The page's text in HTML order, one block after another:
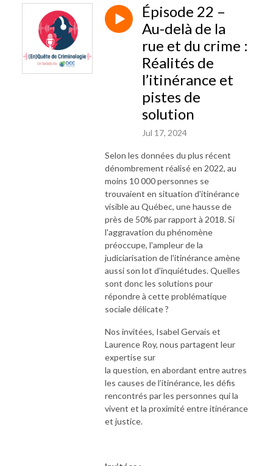
Épisode 22 –
Au-delà de la
rue et du crime :
Réalités de
l’itinérance et
pistes de
solution
Jul 17, 2024
Selon les données du plus récent
dénombrement réaliséen 2022, au
moins 10 000 personnes se
trouvaient en situation d'itinérance
visible au Québec, une hausse de
près de 50% par rapport à 2018. Si
l'aggravation du phénomène
préoccupe, l'ampleur de la
judiciarisation de l'itinérance amène
aussi son lot d'inquiétudes.Quelles
sont donc les solutions pour
répondre à cette problématique
sociale délicate ?
Nos invitées, Isabel Gervais et
Laurence Roy, nous partagent leur
expertise sur
la question, en abordant entre autres
les causes de l’itinérance, les défis
rencontrés par les personnes qui la
vivent et la proximitéentre itinérance
et justice.